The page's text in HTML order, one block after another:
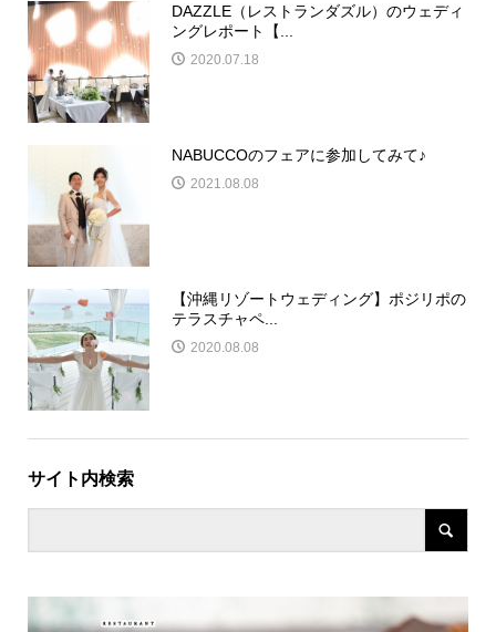
DAZZLE（レストランダズル）のウェディ
ングレポート【...
2020.07.18
NABUCCOのフェアに参加してみて♪
2021.08.08
【沖縄リゾートウェディング】ポジリポの
テラスチャペ...
2020.08.08
サイト内検索